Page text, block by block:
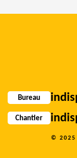
Bureau
Chantier
© 2025